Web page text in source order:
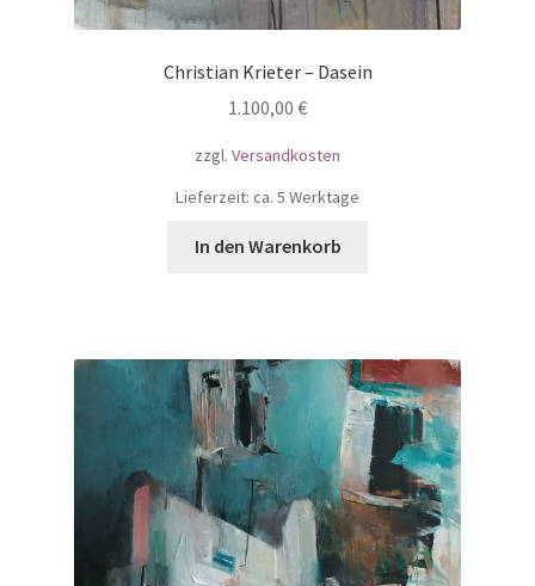
Christian Krieter – Dasein
1.100,00 €
zzgl. Versandkosten
Lieferzeit: ca. 5 Werktage
In den Warenkorb